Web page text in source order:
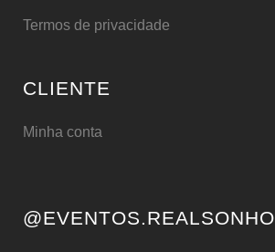
Termos de privacidade
CLIENTE
Minha conta
@EVENTOS.REALSONHO